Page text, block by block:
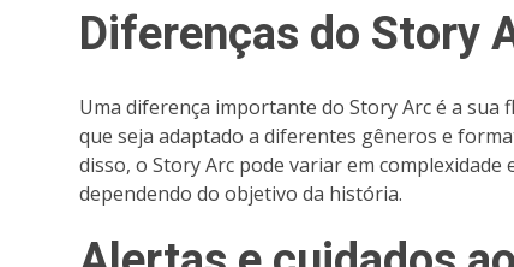
Diferenças do Story
Uma diferença importante do Story Arc é a sua
que seja adaptado a diferentes gêneros e
disso, o Story Arc pode variar em complexidade
dependendo do objetivo da história.